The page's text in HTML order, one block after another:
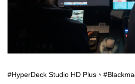
#HyperDeck Studio HD Plus、